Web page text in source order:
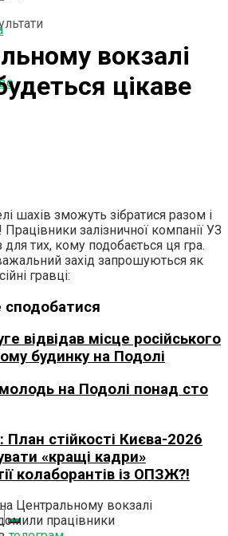
вокзалі
цікаве
шахів зможуть зібратися разом і
залізничної компанії УЗ
тих, кому подобається ця гра.
захід запрошуються як
гравці:
відвідав місце російського
будинку на Подолі
на Подолі понад сто
стійкості Києва-2026
«кращі кадри»
колаборантів із ОПЗЖ?!
Центральному вокзалі
працівники